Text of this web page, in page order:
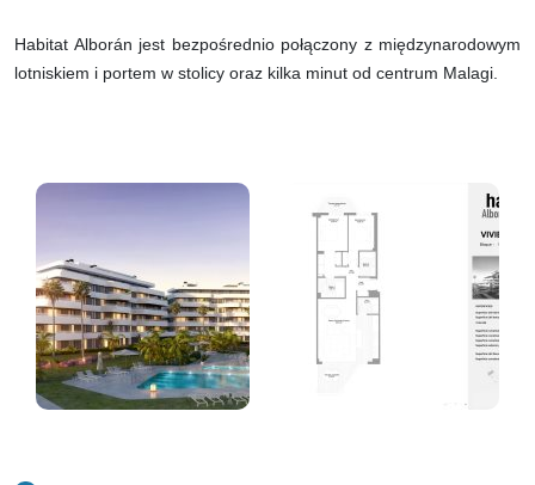
Habitat Alborán jest bezpośrednio połączony z międzynarodowym
lotniskiem i portem w stolicy oraz kilka minut od centrum Malagi.